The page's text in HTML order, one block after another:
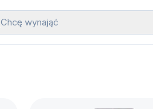
Chcę wynająć